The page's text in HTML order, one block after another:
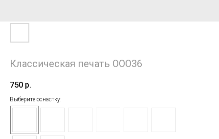
Классическая печать ООО36
750 р.
Выберите оснастку: